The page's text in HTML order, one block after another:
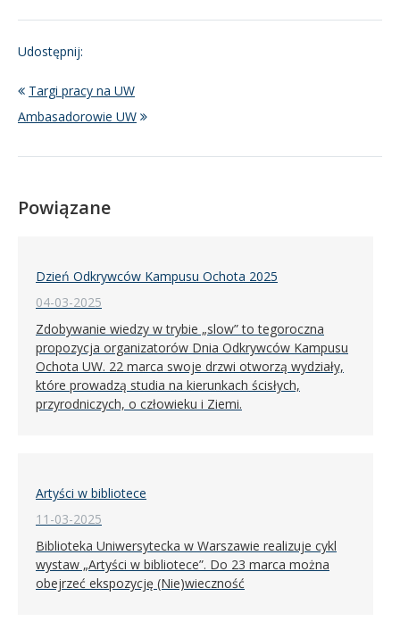
Udostępnij:
Targi pracy na UW
Ambasadorowie UW
Powiązane
Dzień Odkrywców Kampusu Ochota 2025
04-03-2025
Zdobywanie wiedzy w trybie „slow” to tegoroczna
propozycja organizatorów Dnia Odkrywców Kampusu
Ochota UW. 22 marca swoje drzwi otworzą wydziały,
które prowadzą studia na kierunkach ścisłych,
przyrodniczych, o człowieku i Ziemi.
Artyści w bibliotece
11-03-2025
Biblioteka Uniwersytecka w Warszawie realizuje cykl
wystaw „Artyści w bibliotece”. Do 23 marca można
obejrzeć ekspozycję (Nie)wieczność